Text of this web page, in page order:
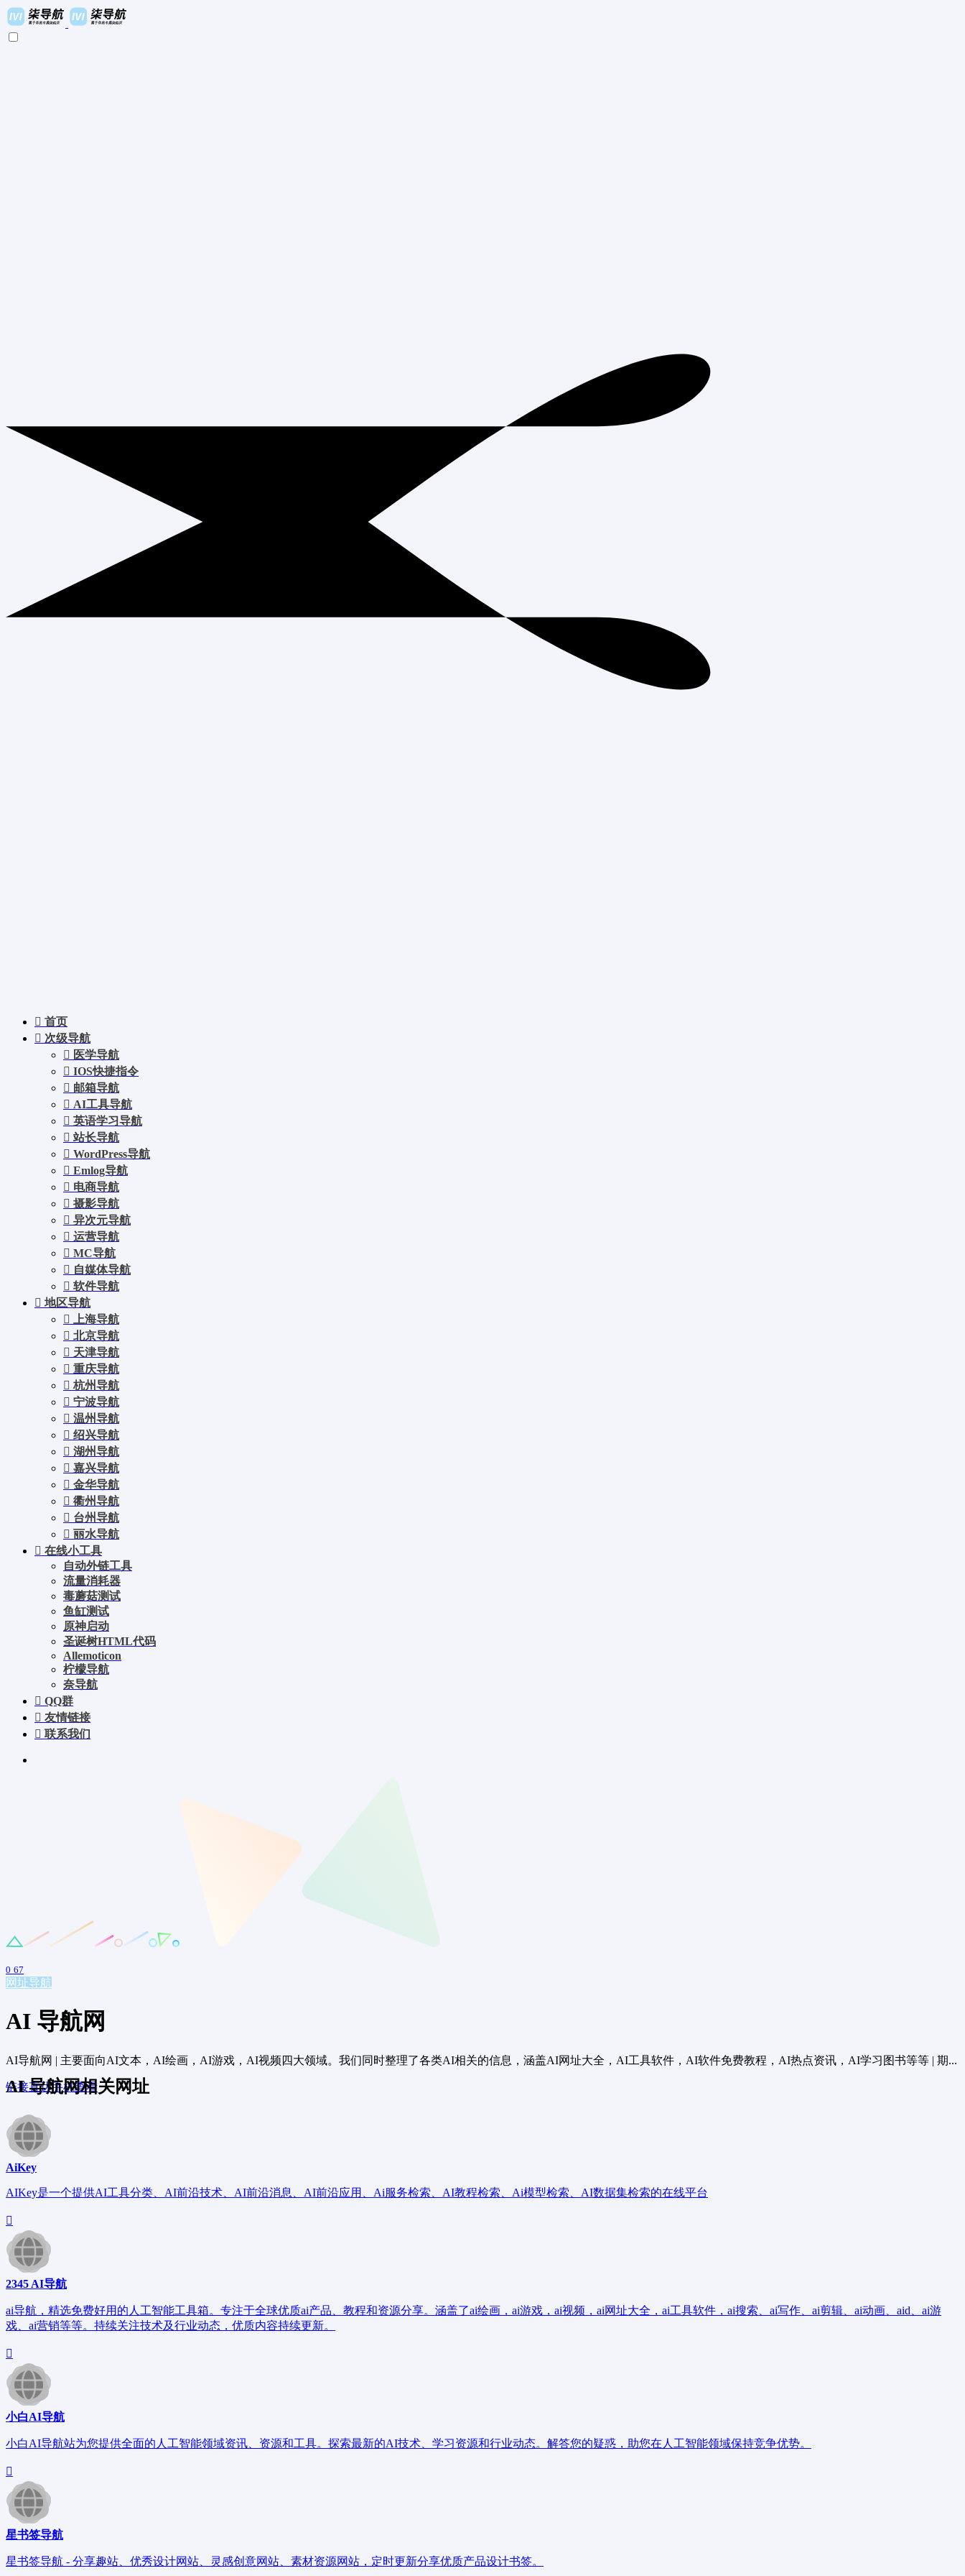
首页
次级导航
医学导航
IOS快捷指令
邮箱导航
AI工具导航
英语学习导航
站长导航
WordPress导航
Emlog导航
电商导航
摄影导航
异次元导航
运营导航
MC导航
自媒体导航
软件导航
地区导航
上海导航
北京导航
天津导航
重庆导航
杭州导航
宁波导航
温州导航
绍兴导航
湖州导航
嘉兴导航
金华导航
衢州导航
台州导航
丽水导航
在线小工具
自动外链工具
流量消耗器
毒蘑菇测试
鱼缸测试
原神启动
圣诞树HTML代码
Allemoticon
柠檬导航
奈导航
QQ群
友情链接
联系我们
0 67
网址导航
AI 导航网
AI导航网 | 主要面向AI文本，AI绘画，AI游戏，AI视频四大领域。我们同时整理了各类AI相关的信息，涵盖AI网址大全，AI工具软件，AI软件免费教程，AI热点资讯，AI学习图书等等 | 期...
链接直达手机查看
AI 导航网相关网址
AiKey
AIKey是一个提供AI工具分类、AI前沿技术、AI前沿消息、AI前沿应用、Ai服务检索、AI教程检索、Ai模型检索、AI数据集检索的在线平台
2345 AI导航
ai导航，精选免费好用的人工智能工具箱。专注于全球优质ai产品、教程和资源分享。涵盖了ai绘画，ai游戏，ai视频，ai网址大全，ai工具软件，ai搜索、ai写作、ai剪辑、ai动画、aid、ai游
戏、ai营销等等。持续关注技术及行业动态，优质内容持续更新。
小白AI导航
小白AI导航站为您提供全面的人工智能领域资讯、资源和工具。探索最新的AI技术、学习资源和行业动态。解答您的疑惑，助您在人工智能领域保持竞争优势。
星书签导航
星书签导航 - 分享趣站、优秀设计网站、灵感创意网站、素材资源网站，定时更新分享优质产品设计书签。